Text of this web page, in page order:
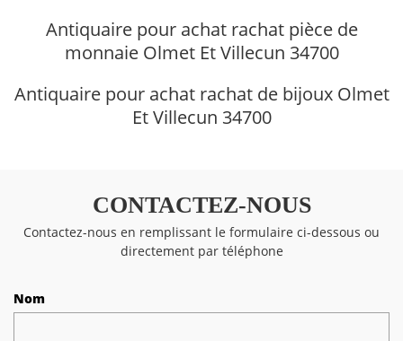
Antiquaire pour achat rachat pièce de
monnaie Olmet Et Villecun 34700
Antiquaire pour achat rachat de bijoux Olmet
Et Villecun 34700
CONTACTEZ-NOUS
Contactez-nous en remplissant le formulaire ci-dessous ou
directement par téléphone
Nom